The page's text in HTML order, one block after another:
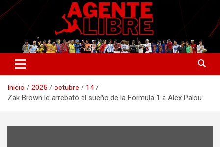
Saltar
al
Agente Libre Digital
La nueva generación del periodismo deportivo.
Inicio 2025 octubre
14
Zak Brown le arrebató el sueño de la Fórmula 1 a Alex Palou